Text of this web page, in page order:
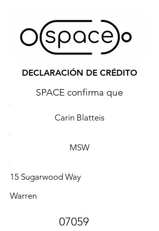
DECLARACIÓN DE CRÉDITO
SPACE confirma que
Carin Blatteis
MSW
15 Sugarwood Way
Warren
07059